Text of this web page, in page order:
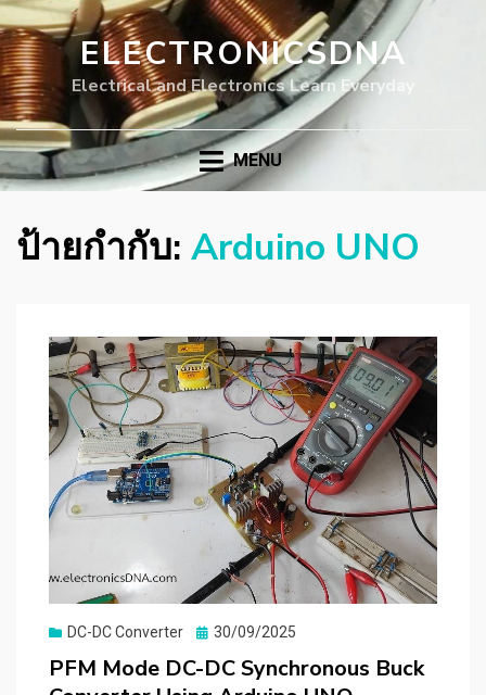
ELECTRONICSDNA
Electrical and Electronics Learn Everyday
MENU
ป้ายกำกับ: Arduino UNO
DC-DC Converter
Posted
30/09/2025
PFM Mode DC-DC Synchronous Buck